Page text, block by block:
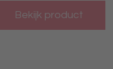
Bekijk product